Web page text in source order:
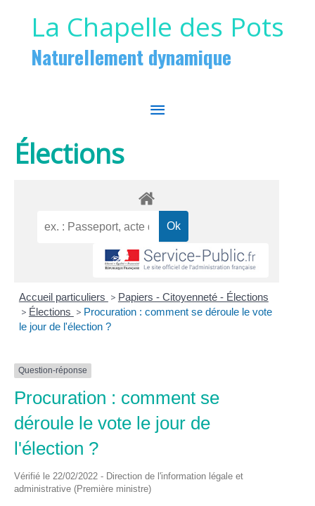
La Chapelle des Pots
Naturellement dynamique
MENU
Élections
Accueil particuliers > Papiers - Citoyenneté - Élections
> Élections > Procuration : comment se déroule le vote
le jour de l'élection ?
Question-réponse
Procuration : comment se
déroule le vote le jour de
l'élection ?
Vérifié le 22/02/2022 - Direction de l'information légale et
administrative (Première ministre)